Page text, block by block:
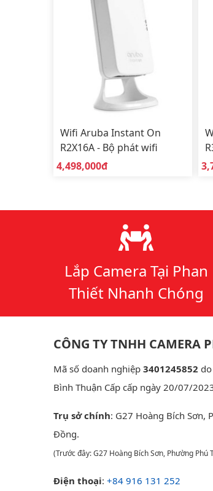
Wifi Aruba Instant On
R2X16A - Bộ phát wifi
AP11D để bàn sử dụng
Giá bán:
4,498,000đ
Lý do chọn chúng tôi
Lắp Camera Tại Phan
Thiết Nhanh Chóng
CÔNG TY TNHH CAMERA
Mã số doanh nghiệp 3401245852
Bình Thuận Cấp cấp ngày 20/07/
Trụ sở chính: G27 Hoàng Bích Sơn,
Đồng.
(Trước đây: G27 Hoàng Bích Sơn, Phường Phú
Điện thoại: +84 916 131 252